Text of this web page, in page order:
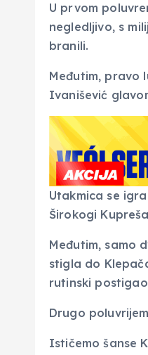
U prvom
negledljivo, s
branili.
Međutim, pravo
Ivanišević
Utakmica se
Širokogi
Međutim, samo
stigla do
rutinski
Drugo
Ističemo šanse